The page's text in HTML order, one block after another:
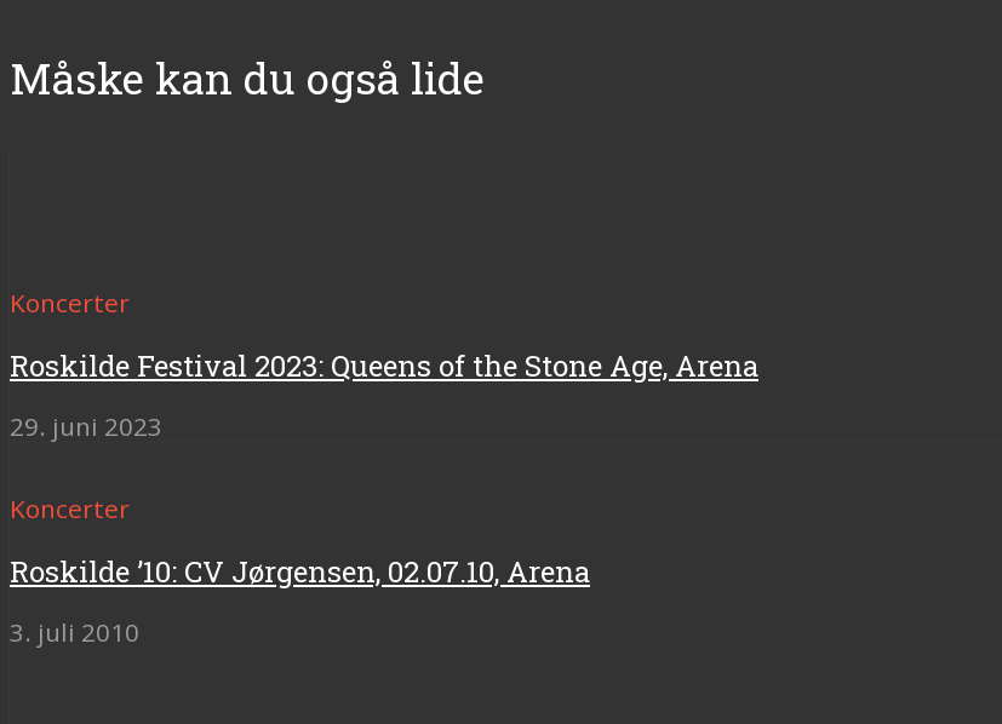
Måske kan du også lide
Koncerter
Roskilde Festival 2023: Queens of the Stone Age, Arena
29. juni 2023
Koncerter
Roskilde ’10: CV Jørgensen, 02.07.10, Arena
3. juli 2010